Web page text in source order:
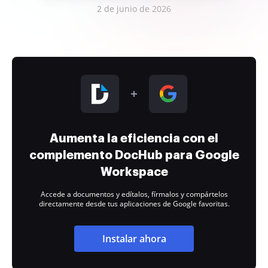
2 de junio de 2026
Aumenta la eficiencia con el
complemento DocHub para Google
Workspace
Accede a documentos y edítalos, fírmalos y compártelos
directamente desde tus aplicaciones de Google favoritas.
Instalar ahora